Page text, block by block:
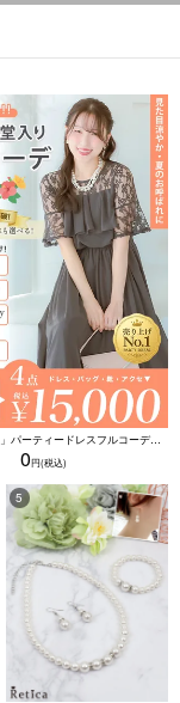
「全部選べる！」パーティードレスフルコーデセット (ドレス1点＋バッグ1点＋アクセ1点+靴1足/4点15000円(税込)/靴なしで12000円(税込))
0